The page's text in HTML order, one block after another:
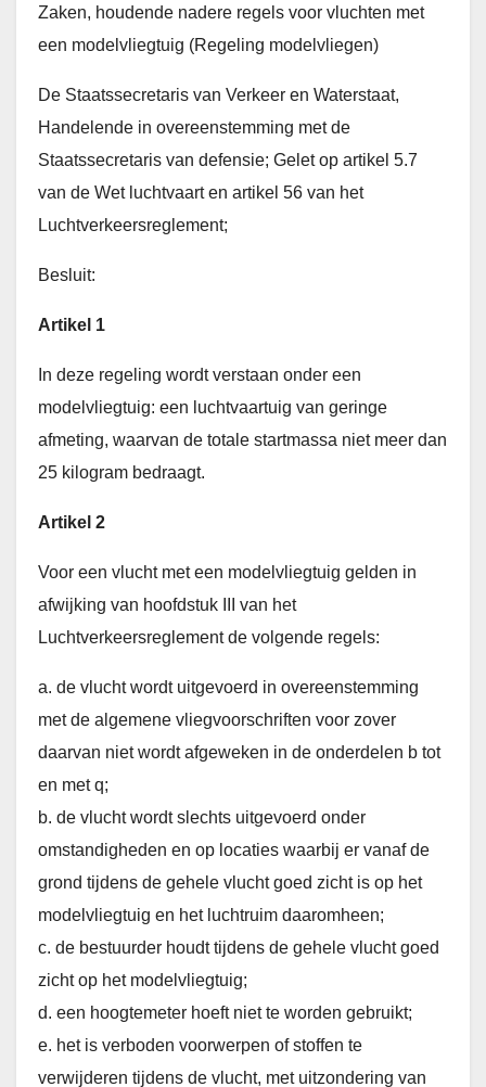
Zaken, houdende nadere regels voor vluchten met
een modelvliegtuig (Regeling modelvliegen)
De Staatssecretaris van Verkeer en Waterstaat,
Handelende in overeenstemming met de
Staatssecretaris van defensie; Gelet op artikel 5.7
van de Wet luchtvaart en artikel 56 van het
Luchtverkeersreglement;
Besluit:
Artikel 1
In deze regeling wordt verstaan onder een
modelvliegtuig: een luchtvaartuig van geringe
afmeting, waarvan de totale startmassa niet meer dan
25 kilogram bedraagt.
Artikel 2
Voor een vlucht met een modelvliegtuig gelden in
afwijking van hoofdstuk III van het
Luchtverkeersreglement de volgende regels:
a. de vlucht wordt uitgevoerd in overeenstemming
met de algemene vliegvoorschriften voor zover
daarvan niet wordt afgeweken in de onderdelen b tot
en met q;
b. de vlucht wordt slechts uitgevoerd onder
omstandigheden en op locaties waarbij er vanaf de
grond tijdens de gehele vlucht goed zicht is op het
modelvliegtuig en het luchtruim daaromheen;
c. de bestuurder houdt tijdens de gehele vlucht goed
zicht op het modelvliegtuig;
d. een hoogtemeter hoeft niet te worden gebruikt;
e. het is verboden voorwerpen of stoffen te
verwijderen tijdens de vlucht, met uitzondering van